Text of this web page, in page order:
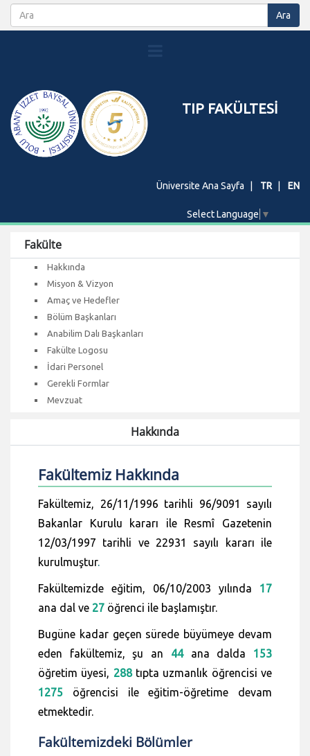
TIP FAKÜLTESİ
Üniversite Ana Sayfa TR EN
Select Language ▼
Fakülte
Hakkında
Misyon & Vizyon
Amaç ve Hedefler
Bölüm Başkanları
Anabilim Dalı Başkanları
Fakülte Logosu
İdari Personel
Gerekli Formlar
Mevzuat
Hakkında
Fakültemiz Hakkında
Fakültemiz, 26/11/1996 tarihli 96/9091 sayılı
Bakanlar Kurulu kararı ile Resmî Gazetenin
12/03/1997 tarihli ve 22931 sayılı kararı ile
kurulmuştur.
Fakültemizde eğitim, 06/10/2003 yılında 17
ana dal ve 27 öğrenci ile başlamıştır.
Bugüne kadar geçen sürede büyümeye devam
eden fakültemiz, şu an 44ana dalda 153
öğretim üyesi, 288tıpta uzmanlık öğrencisi ve
1275 öğrencisi ile eğitim-öğretime devam
etmektedir.
Fakültemizdeki Bölümler